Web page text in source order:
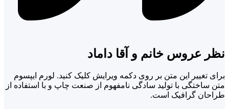
نظر عروس خانم و آقا داماد
برای تغییر این متن بر روی دکمه ویرایش کلیک کنید. لورم ایپسوم
متن ساختگی با تولید سادگی نامفهوم از صنعت چاپ و با استفاده از
طراحان گرافیک است.